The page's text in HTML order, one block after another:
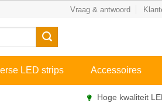
Vraag & antwoord
LED strips Accessoires
Hoge kwaliteit